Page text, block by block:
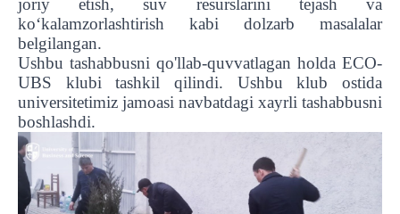
joriy etish, suv resurslarini tejash va
ko‘kalamzorlashtirish kabi dolzarb masalalar
belgilangan.
Ushbu tashabbusni qo'llab-quvvatlagan holda ECO-
UBS klubi tashkil qilindi. Ushbu klub ostida
universitetimiz jamoasi navbatdagi xayrli tashabbusni
boshlashdi.